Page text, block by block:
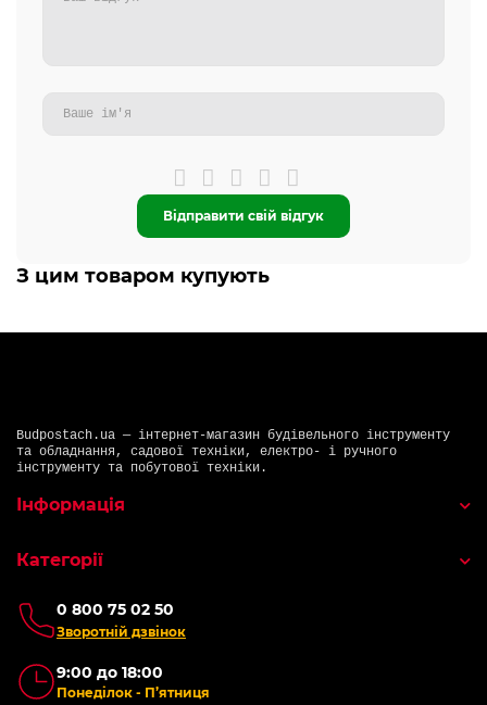
Відправити свій відгук
З цим товаром купують
Budpostach.ua — інтернет-магазин будівельного інструменту
та обладнання, садової техніки, електро- і ручного
інструменту та побутової техніки.
0 800 75 02 50
Зворотній дзвінок
9:00 до 18:00
Понеділок - П’ятниця
Інформація
Категорії